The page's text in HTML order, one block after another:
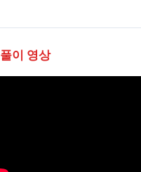
풀이 영상